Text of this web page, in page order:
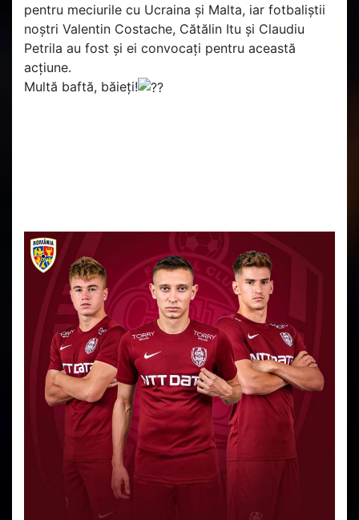
pentru meciurile cu Ucraina și Malta, iar fotbaliștii
noștri Valentin Costache, Cătălin Itu și Claudiu
Petrila au fost și ei convocați pentru această
acțiune.
Multă baftă, băieți!